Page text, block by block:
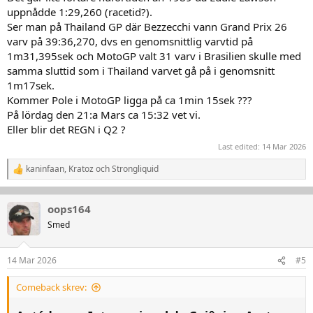
och nån Alex Barros startad race-serie som konkurrerar med
"Superbike-Brasil" raceade där alldeles nyss.
Moto 1000 GP:
uppnådde 1:29,260 (racetid?).
Ser man på Thailand GP där Bezzecchi vann Grand Prix 26
varv på 39:36,270, dvs en genomsnittlig varvtid på
1m31,395sek och MotoGP valt 31 varv i Brasilien skulle med
samma sluttid som i Thailand varvet gå på i genomsnitt
1m17sek.
Kommer Pole i MotoGP ligga på ca 1min 15sek ???
På lördag den 21:a Mars ca 15:32 vet vi.
Eller blir det REGN i Q2 ?
Last edited: 14 Mar 2026
R
e
a
k
t
i
n
e
r
kaninfaan, Kratoz ochStrongliquid
oops164
Smed
14 Mar 2026 #5
Comeback skrev: